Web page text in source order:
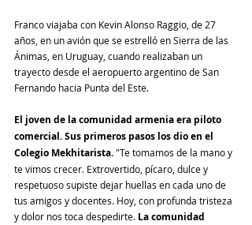
Franco viajaba con Kevin Alonso Raggio, de 27
años, en un avión que se estrelló en Sierra de las
Ánimas, en Uruguay, cuando realizaban un
trayecto desde el aeropuerto argentino de San
Fernando hacia Punta del Este.
El joven de la comunidad armenia era piloto
comercial. Sus primeros pasos los dio en el
Colegio Mekhitarista. "Te tomamos de la mano y
te vimos crecer. Extrovertido, pícaro, dulce y
respetuoso supiste dejar huellas en cada uno de
tus amigos y docentes. Hoy, con profunda tristeza
y dolor nos toca despedirte. La comunidad